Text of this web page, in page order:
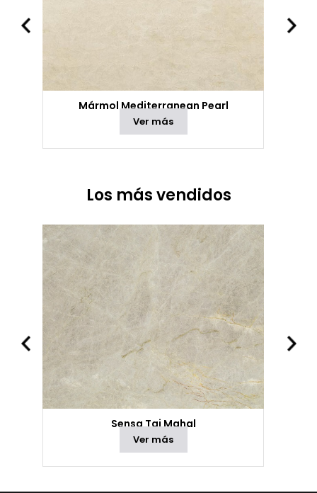
Mármol Mediterranean Pearl
Ver más
Los más vendidos
Sensa Taj Mahal
Ver más